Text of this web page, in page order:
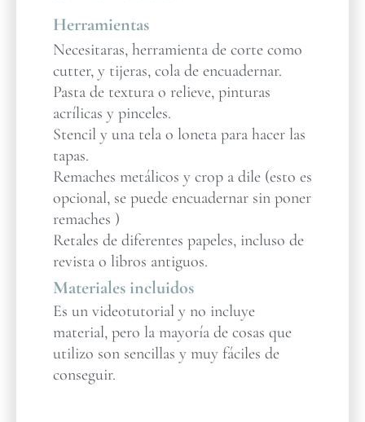
Herramientas
Necesitaras, herramienta de corte como
cutter, y tijeras, cola de encuadernar.
Pasta de textura o relieve, pinturas
acrílicas y pinceles.
Stencil y una tela o loneta para hacer las
tapas.
Remaches metálicos y crop a dile (esto es
opcional, se puede encuadernar sin poner
remaches )
Retales de diferentes papeles, incluso de
revista o libros antiguos.
Materiales incluidos
Es un videotutorial y no incluye
material, pero la mayoría de cosas que
utilizo son sencillas y muy fáciles de
conseguir.